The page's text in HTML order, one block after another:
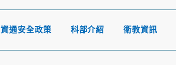
資通安全政策 科部介紹 衛教資訊